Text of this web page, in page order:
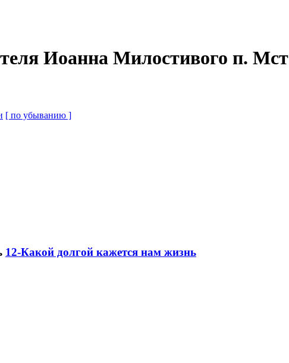
Иоанна Милостивого п. Мст
[ по убыванию ]
12-Какой долгой кажется нам жизнь